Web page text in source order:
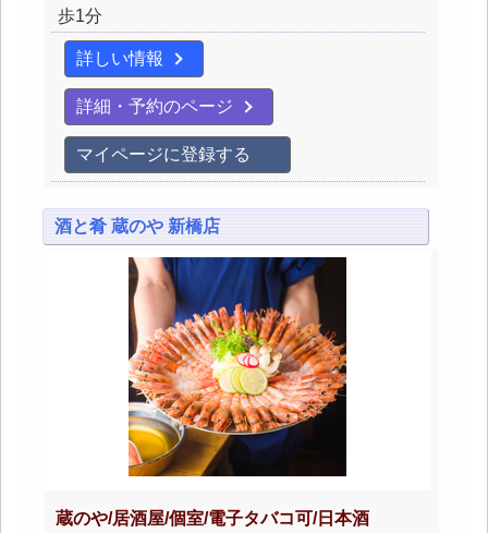
歩1分
詳しい情報
詳細・予約のページ
マイページに登録する
酒と肴 蔵のや 新橋店
蔵のや/居酒屋/個室/電子タバコ可/日本酒